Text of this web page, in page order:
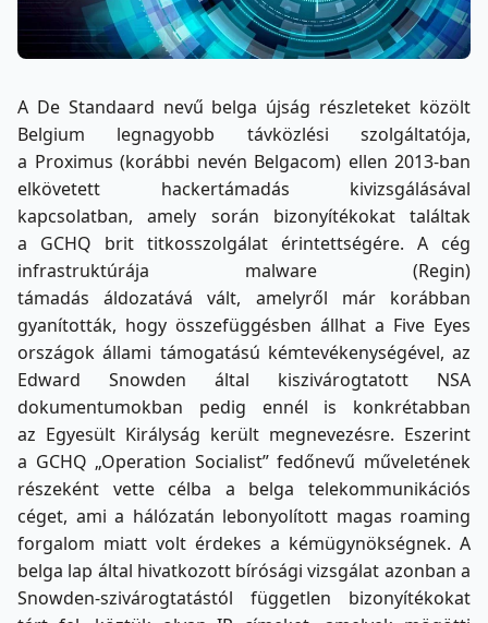
A De Standaard nevű belga újság részleteket közölt
Belgium legnagyobb távközlési szolgáltatója,
a Proximus (korábbi nevén Belgacom) ellen 2013-ban
elkövetett hackertámadás kivizsgálásával
kapcsolatban, amely során bizonyítékokat találtak
a GCHQ brit titkosszolgálat érintettségére. A cég
infrastruktúrája malware (Regin)
támadás áldozatává vált, amelyről már korábban
gyanították, hogy összefüggésben állhat a Five Eyes
országok állami támogatású kémtevékenységével, az
Edward Snowden által kiszivárogtatott NSA
dokumentumokban pedig ennél is konkrétabban
az Egyesült Királyság került megnevezésre. Eszerint
a GCHQ „Operation Socialist” fedőnevű műveletének
részeként vette célba a belga telekommunikációs
céget, ami a hálózatán lebonyolított magas roaming
forgalom miatt volt érdekes a kémügynökségnek. A
belga lap által hivatkozott bírósági vizsgálat azonban a
Snowden-szivárogtatástól független bizonyítékokat